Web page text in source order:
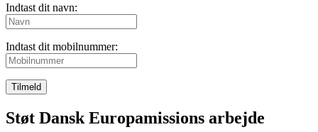
Indtast dit navn:
Indtast dit mobilnummer:
Tilmeld
Støt Dansk Europamissions arbejde